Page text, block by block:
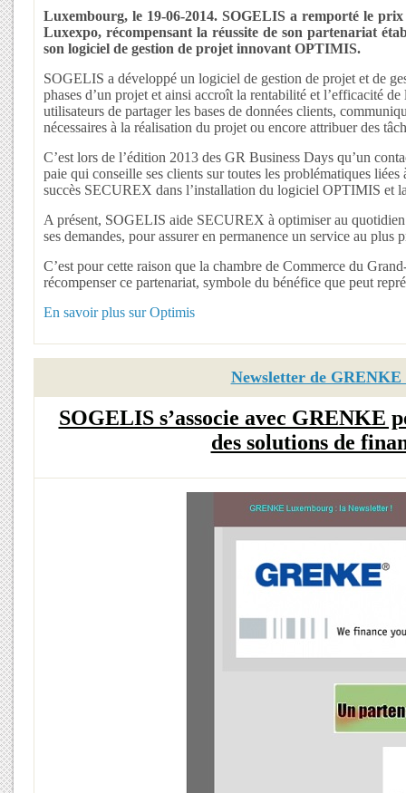
Luxembourg, le 19-06-2014. SOGELIS a remporté le
Luxexpo, récompensant la réussite de son partenariat
son logiciel de gestion de projet innovant OPTIMIS.
SOGELIS a développé un logiciel de gestion de projet et de
phases d’un projet et ainsi accroît la rentabilité et l’efficacité
utilisateurs de partager les bases de données clients,
nécessaires à la réalisation du projet ou encore attribuer des
C’est lors de l’édition 2013 des GR Business Days qu’un
paie qui conseille ses clients sur toutes les problématiques
succès SECUREX dans l’installation du logiciel OPTIMIS et
A présent, SOGELIS aide SECUREX à optimiser au
ses demandes, pour assurer en permanence un service au plus
C’est pour cette raison que la chambre de Commerce du
récompenser ce partenariat, symbole du bénéfice que peut
En savoir plus sur Optimis
Newsletter de
SOGELIS s’associe avec GRENKE
des solutions de